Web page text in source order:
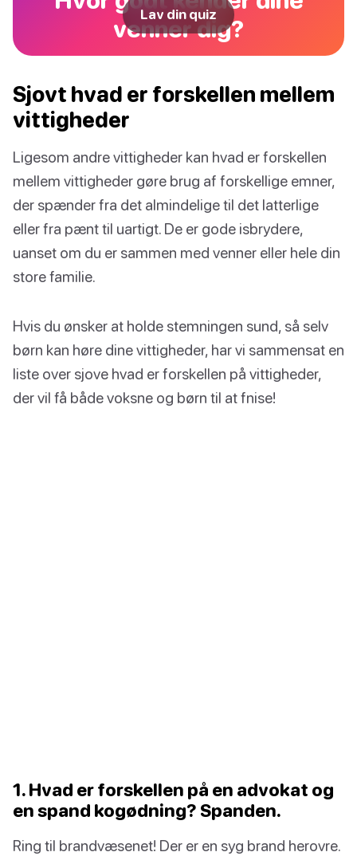
venner dig?
Lav din quiz
Sjovt hvad er forskellen mellem
vittigheder
Ligesom andre vittigheder kan hvad er forskellen
mellem vittigheder gøre brug af forskellige emner,
der spænder fra det almindelige til det latterlige
eller fra pænt til uartigt. De er gode isbrydere,
uanset om du er sammen med venner eller hele din
store familie.
Hvis du ønsker at holde stemningen sund, så selv
børn kan høre dine vittigheder, har vi sammensat en
liste over sjove hvad er forskellen på vittigheder,
der vil få både voksne og børn til at fnise!
1. Hvad er forskellen på en advokat og
en spand kogødning? Spanden.
Ring til brandvæsenet! Der er en syg brand herovre.